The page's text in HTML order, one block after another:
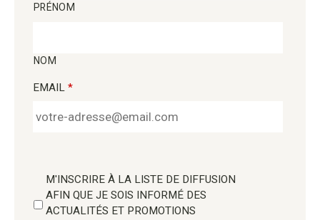
PRÉNOM
NOM
EMAIL *
M'INSCRIRE À LA LISTE DE DIFFUSION
AFIN QUE JE SOIS INFORMÉ DES
ACTUALITÉS ET PROMOTIONS